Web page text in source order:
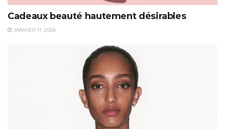
Cadeaux beauté hautement désirables
JANVIER 11, 2026